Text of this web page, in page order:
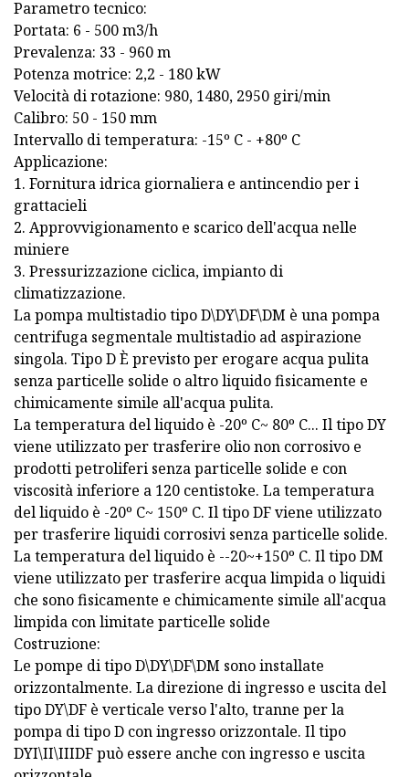
Parametro tecnico:
Portata: 6 - 500 m3/h
Prevalenza: 33 - 960 m
Potenza motrice: 2,2 - 180 kW
Velocità di rotazione: 980, 1480, 2950 giri/min
Calibro: 50 - 150 mm
Intervallo di temperatura: -15º C - +80º C
Applicazione:
1. Fornitura idrica giornaliera e antincendio per i
grattacieli
2. Approvvigionamento e scarico dell'acqua nelle
miniere
3. Pressurizzazione ciclica, impianto di
climatizzazione.
La pompa multistadio tipo D\DY\DF\DM è una pompa
centrifuga segmentale multistadio ad aspirazione
singola. Tipo D È previsto per erogare acqua pulita
senza particelle solide o altro liquido fisicamente e
chimicamente simile all'acqua pulita.
La temperatura del liquido è -20º C~ 80º C... Il tipo DY
viene utilizzato per trasferire olio non corrosivo e
prodotti petroliferi senza particelle solide e con
viscosità inferiore a 120 centistoke. La temperatura
del liquido è -20º C~ 150º C. Il tipo DF viene utilizzato
per trasferire liquidi corrosivi senza particelle solide.
La temperatura del liquido è --20~+150º C. Il tipo DM
viene utilizzato per trasferire acqua limpida o liquidi
che sono fisicamente e chimicamente simile all'acqua
limpida con limitate particelle solide
Costruzione:
Le pompe di tipo D\DY\DF\DM sono installate
orizzontalmente. La direzione di ingresso e uscita del
tipo DY\DF è verticale verso l'alto, tranne per la
pompa di tipo D con ingresso orizzontale. Il tipo
DYI\II\IIIDF può essere anche con ingresso e uscita